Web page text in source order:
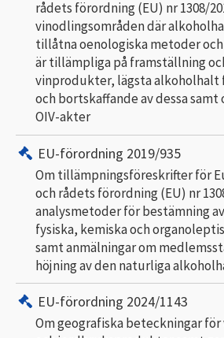
rådets förordning (EU) nr 1308/
vinodlingsområden där
tillåtna oenologiska metoder
är tillämpliga på framställning
vinprodukter, lägsta
och bortskaffande av dessa
OIV-akter
EU-förordning 2019/935
Om tillämpningsföreskrifter för
och rådets förordning (EU) nr
analysmetoder för bestämning
fysiska, kemiska och
samt anmälningar om
höjning av den naturliga
EU-förordning 2024/1143
Om geografiska beteckningar